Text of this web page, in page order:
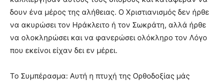
δουν ένα μέρος της αλήθειας. Ο Χριστιανισμός δεν ήρθε
να ακυρώσει τον Ηράκλειτο ή τον Σωκράτη, αλλά ήρθε
να ολοκληρώσει και να φανερώσει ολόκληρο τον Λόγο
που εκείνοι είχαν δει εν μέρει.
Το Συμπέρασμα: Αυτή η πτυχή της Ορθοδοξίας μάς